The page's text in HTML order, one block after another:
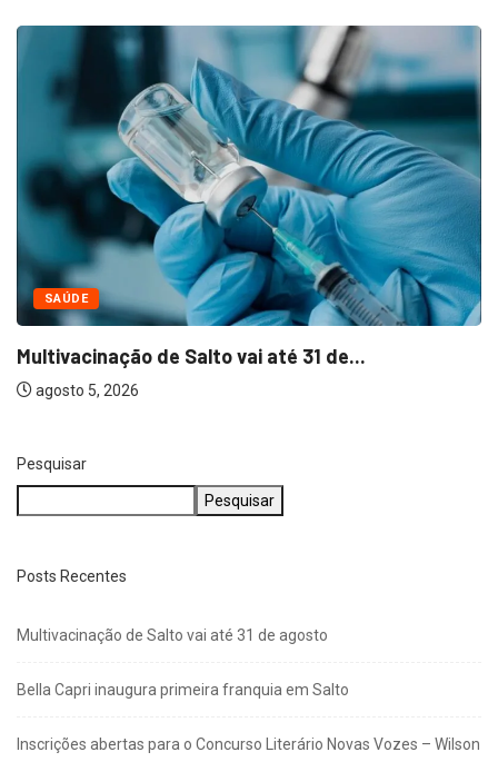
NEGÓCIOS
Bella Capri inaugura primeira franquia em Salto
Pesquisar
Pesquisar
Posts Recentes
Multivacinação de Salto vai até 31 de agosto
Bella Capri inaugura primeira franquia em Salto
Inscrições abertas para o Concurso Literário Novas Vozes – Wilson